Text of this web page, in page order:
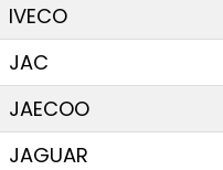
IVECO
JAC
JAECOO
JAGUAR